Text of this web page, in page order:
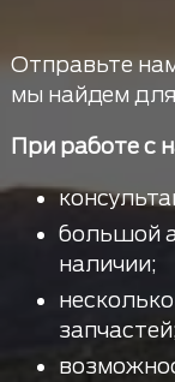
Отправьте
мы найдем
При работе с
большой
наличии;
запчастей;